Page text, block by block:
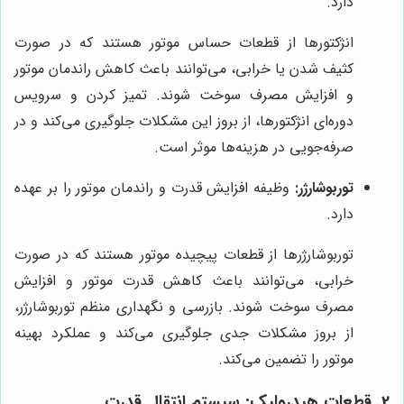
انژکتورها از قطعات حساس موتور هستند که در صورت
کثیف شدن یا خرابی، می‌توانند باعث کاهش راندمان موتور
و افزایش مصرف سوخت شوند. تمیز کردن و سرویس
دوره‌ای انژکتورها، از بروز این مشکلات جلوگیری می‌کند و در
صرفه‌جویی در هزینه‌ها موثر است.
توربوشارژر: وظیفه افزایش قدرت و راندمان موتور را بر عهده
دارد.
توربوشارژرها از قطعات پیچیده موتور هستند که در صورت
خرابی، می‌توانند باعث کاهش قدرت موتور و افزایش
مصرف سوخت شوند. بازرسی و نگهداری منظم توربوشارژر،
از بروز مشکلات جدی جلوگیری می‌کند و عملکرد بهینه
موتور را تضمین می‌کند.